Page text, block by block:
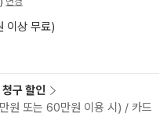
이상 무료)
구 할인
원 또는 60만원 이용 시) / 카드